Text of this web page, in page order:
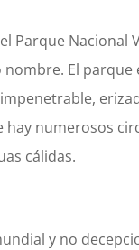
Parque Nacional
El
hay numerosos
cálidas.
y no